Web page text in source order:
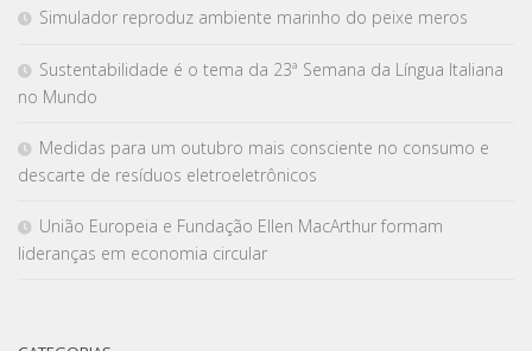
Simulador reproduz ambiente marinho do peixe meros
Sustentabilidade é o tema da 23ª Semana da Língua Italiana
no Mundo
Medidas para um outubro mais consciente no consumo e
descarte de resíduos eletroeletrônicos
União Europeia e Fundação Ellen MacArthur formam
lideranças em economia circular